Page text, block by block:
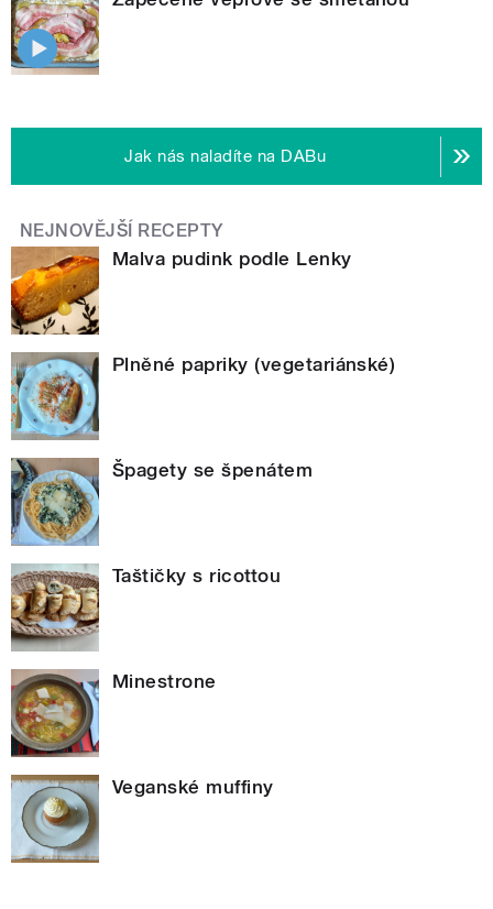
Jak nás naladíte na DABu
NEJNOVĚJŠÍ RECEPTY
Malva pudink podle Lenky
Plněné papriky (vegetariánské)
Špagety se špenátem
Taštičky s ricottou
Minestrone
Veganské muffiny